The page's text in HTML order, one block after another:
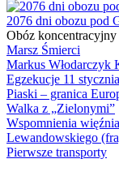
2076 dni obozu pod
Obóz
Marsz Śmierci
Markus Włodarczyk
Egzekucje 11
Piaski – granica
Walka z „Zielonymi”
Wspomnienia
Lewandowskiego
Pierwsze transporty